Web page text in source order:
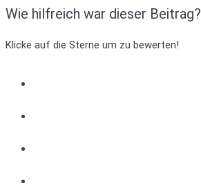
Wie hilfreich war dieser Beitrag?
Klicke auf die Sterne um zu bewerten!